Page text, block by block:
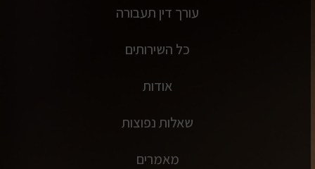
עורך דין תעבורה
כל השירותים
אודות
שאלות נפוצות
מאמרים